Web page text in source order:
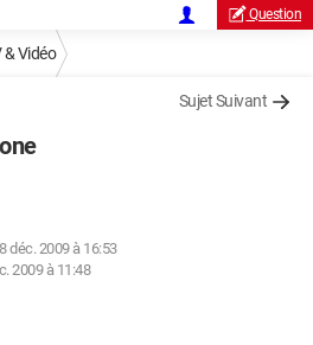
Question
& Vidéo
Sujet Suivant
déc. 2009 à 16:53
2009 à 11:48